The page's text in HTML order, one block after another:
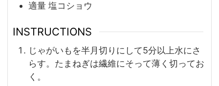
適量 塩コショウ
INSTRUCTIONS
じゃがいもを半月切りにして5分以上水にさ
らす。たまねぎは繊維にそって薄く切ってお
く。